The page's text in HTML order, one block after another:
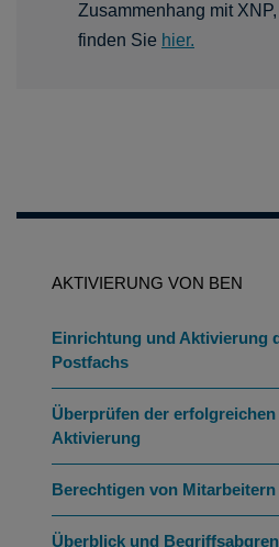
Zusammenhang mit
finden Sie hier.
AKTIVIERUNG VON BEN
Einrichtung und Aktivierung
Postfachs
Überprüfen der
Aktivierung
Berechtigen von Mitarbeitern
Überblick und